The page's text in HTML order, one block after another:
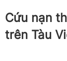
Cứu nạn
trên Tàu